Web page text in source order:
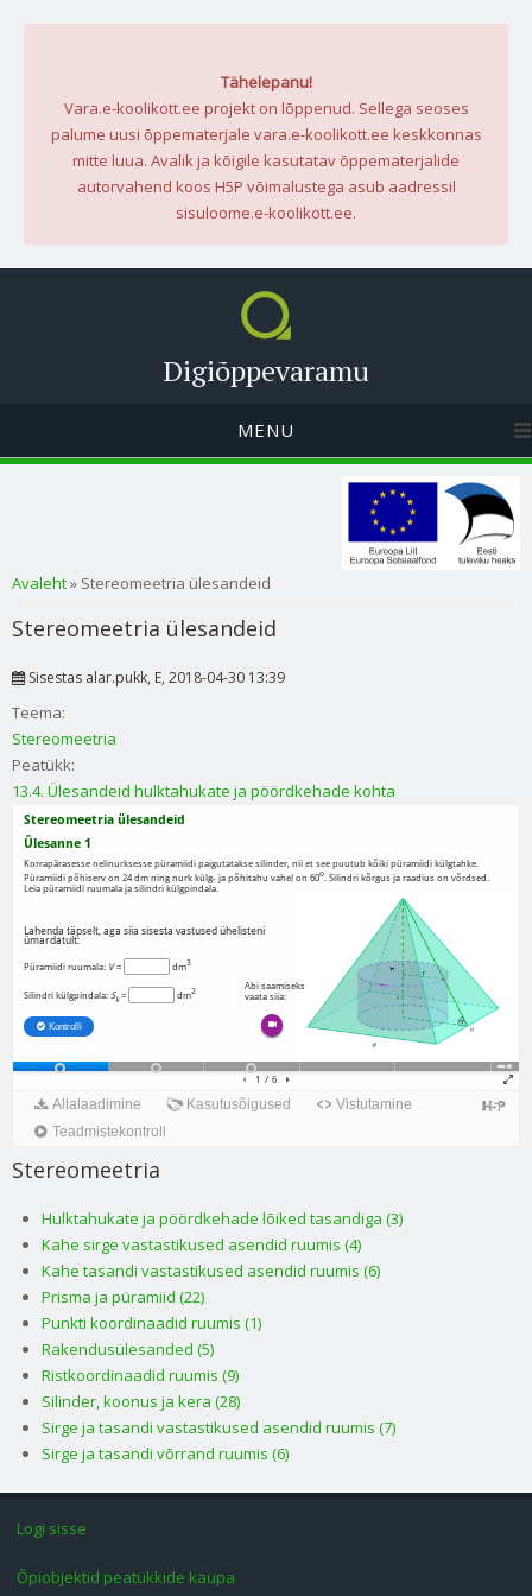
Tähelepanu!
Vara.e-koolikott.ee projekt on lõppenud. Sellega seoses
palume uusi õppematerjale vara.e-koolikott.ee keskkonnas
mitte luua. Avalik ja kõigile kasutatav õppematerjalide
autorvahend koos H5P võimalustega asub aadressil
sisuloome.e-koolikott.ee.
Digiõppevaramu
MENU
Sa oled siin
Avaleht» Stereomeetria ülesandeid
Stereomeetria ülesandeid
Sisestas alar.pukk, E, 2018-04-30 13:39
Teema:
Stereomeetria
Peatükk:
13.4. Ülesandeid hulktahukate ja pöördkehade kohta
Stereomeetria
Hulktahukate ja pöördkehade lõiked tasandiga (3)
Kahe sirge vastastikused asendid ruumis (4)
Kahe tasandi vastastikused asendid ruumis (6)
Prisma ja püramiid (22)
Punkti koordinaadid ruumis (1)
Rakendusülesanded (5)
Ristkoordinaadid ruumis (9)
Silinder, koonus ja kera (28)
Sirge ja tasandi vastastikused asendid ruumis (7)
Sirge ja tasandi võrrand ruumis (6)
Logi sisse
Õpiobjektid peatükkide kaupa